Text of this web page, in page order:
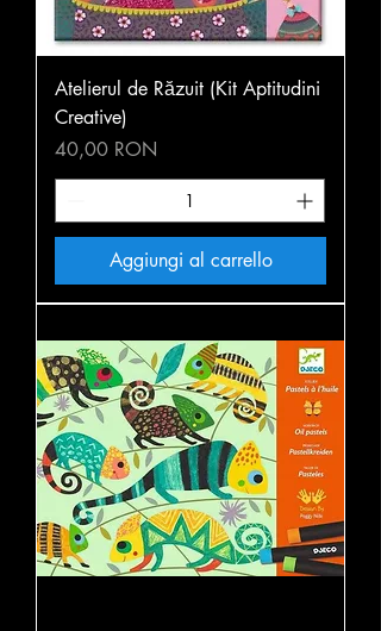
Atelierul de Răzuit (Kit Aptitudini
Creative)
Prezzo
40,00 RON
Aggiungi al carrello